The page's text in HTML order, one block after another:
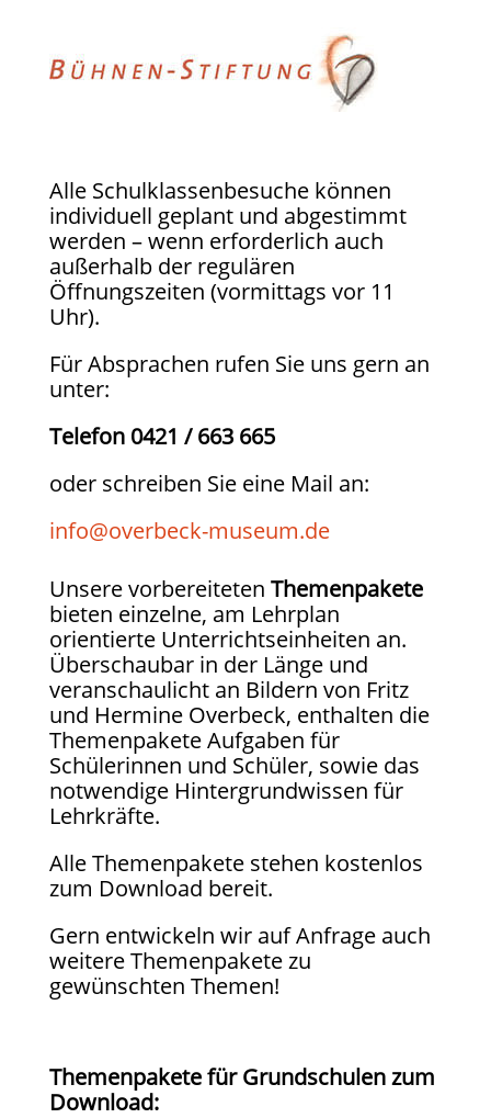
Alle Schulklassenbesuche können
individuell geplant und abgestimmt
werden – wenn erforderlich auch
außerhalb der regulären
Öffnungszeiten (vormittags vor 11
Uhr).
Für Absprachen rufen Sie uns gern an
unter:
Telefon 0421 / 663 665
oder schreiben Sie eine Mail an:
info@overbeck-museum.de
Unsere vorbereiteten Themenpakete
bieten einzelne, am Lehrplan
orientierte Unterrichtseinheiten an.
Überschaubar in der Länge und
veranschaulicht an Bildern von Fritz
und Hermine Overbeck, enthalten die
Themenpakete Aufgaben für
Schülerinnen und Schüler, sowie das
notwendige Hintergrundwissen für
Lehrkräfte.
Alle Themenpakete stehen kostenlos
zum Download bereit.
Gern entwickeln wir auf Anfrage auch
weitere Themenpakete zu
gewünschten Themen!
Themenpakete für Grundschulen zum
Download: